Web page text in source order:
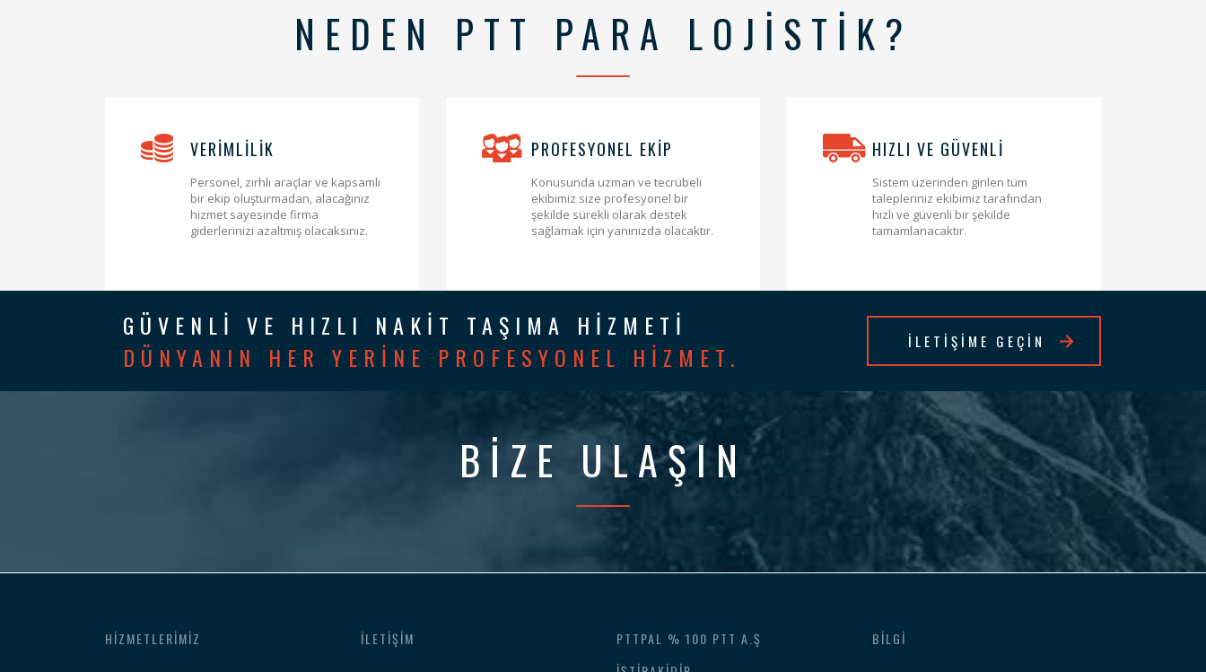
NEDEN PTT PARA LOJİSTİK?
VERİMLİLİK
Personel, zırhlı araçlar ve kapsamlı
bir ekip oluşturmadan, alacağınız
hizmet sayesinde firma
giderlerinizi azaltmış olacaksınız.
PROFESYONEL EKİP
Konusunda uzman ve tecrübeli
ekibimiz size profesyonel bir
şekilde sürekli olarak destek
sağlamak için yanınızda olacaktır.
HIZLI VE GÜVENLİ
Sistem üzerinden girilen tüm
talepleriniz ekibimiz tarafından
hızlı ve güvenli bir şekilde
tamamlanacaktır.
GÜVENLİ VE HIZLI NAKİT TAŞIMA HİZMETİ
DÜNYANIN HER YERİNE PROFESYONEL HİZMET.
İLETİŞİME GEÇİN
BİZE ULAŞIN
HIZMETLERIMIZ İLETIŞIM
PTTPAL % 100 PTT A.Ş
BILGI